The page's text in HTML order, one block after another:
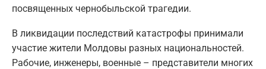
посвященных чернобыльской трагедии.
В ликвидации последствий катастрофы принимали
участие жители Молдовы разных национальностей.
Рабочие, инженеры, военные – представители многих